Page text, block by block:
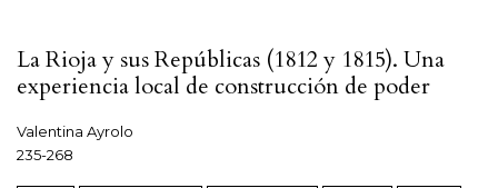
La Rioja y sus Repúblicas (1812 y 1815). Una
experiencia local de construcción de poder
Valentina Ayrolo
235-268